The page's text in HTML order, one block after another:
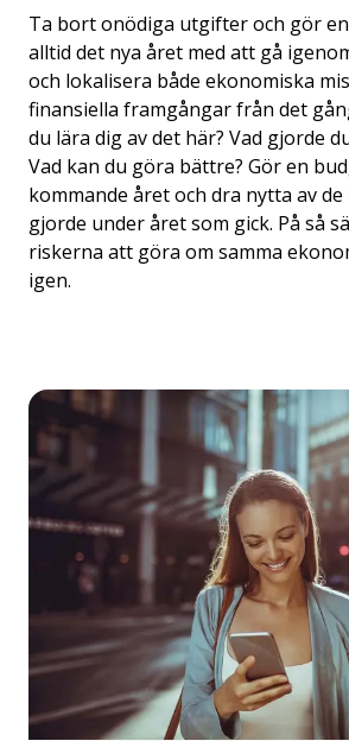
Ta bort onödiga utgifter och gör
alltid det nya året med att gå
och lokalisera både ekonomiska
finansiella framgångar från det
du lära dig av det här? Vad gjorde
Vad kan du göra bättre? Gör en
kommande året och dra nytta av
gjorde under året som gick. På så
riskerna att göra om samma
igen.